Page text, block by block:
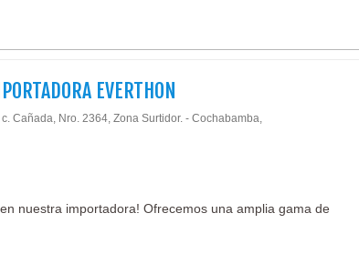
EVERTHON
c. Cañada, Nro. 2364, Zona Surtidor. - Cochabamba,
nuestra importadora! Ofrecemos una amplia gama de